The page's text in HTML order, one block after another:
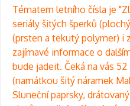
Tématem letního čísla je
seriály šitých šperků
(prsten a tekutý polymer) i
zajímavé informace o
bude jadeit. Čeká na vás
(namátkou šitý náramek
Sluneční paprsky,